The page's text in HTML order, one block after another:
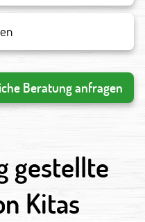
Beratung anfragen
gestellte
Kitas